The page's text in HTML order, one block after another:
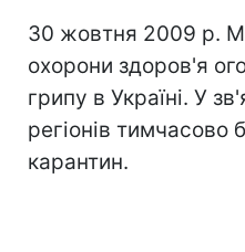
30 жовтня 2009 р.
охорони здоров'я
грипу в Україні. У
регіонів тимчасово
карантин.